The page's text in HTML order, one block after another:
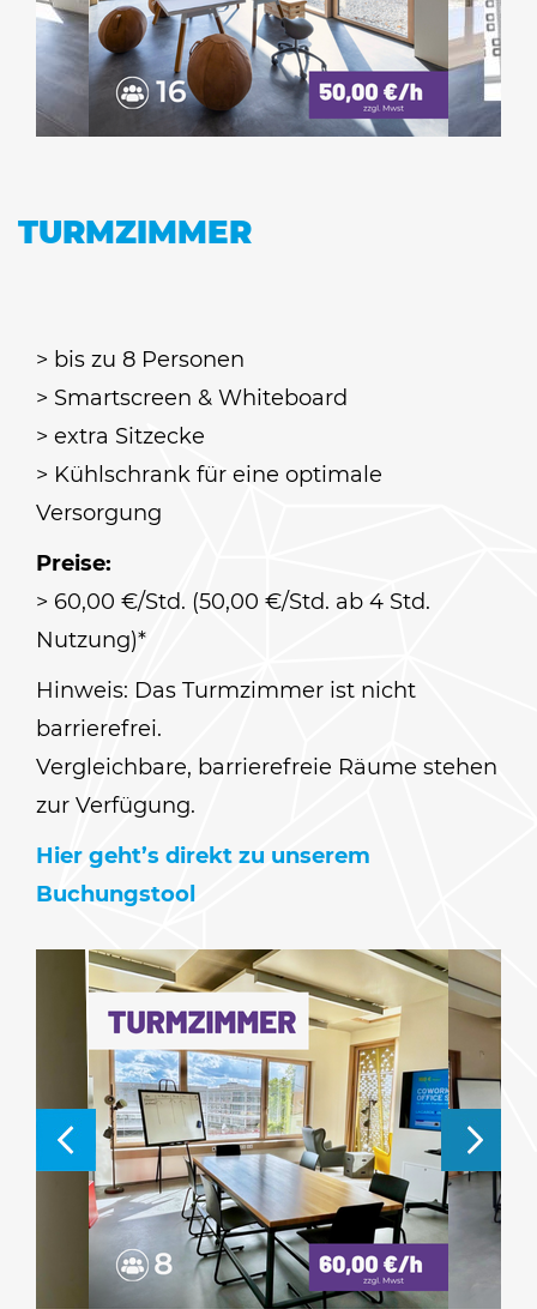
TURMZIMMER
> bis zu 8 Personen
> Smartscreen & Whiteboard
> extra Sitzecke
> Kühlschrank für eine optimale
Versorgung
Preise:
> 60,00 €/Std. (50,00 €/Std. ab 4 Std.
Nutzung)*
Hinweis: Das Turmzimmer ist nicht
barrierefrei.
Vergleichbare, barrierefreie Räume stehen
zur Verfügung.
Hier geht’s direkt zu unserem
Buchungstool